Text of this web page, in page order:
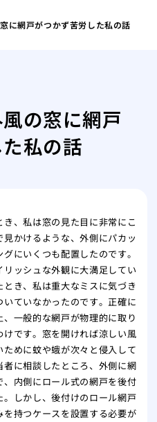
に網戸がつかず苦労した私の話
前
愛
素
能
こ
替え
の窓に網戸
私の話
、私は窓の見た目に非常にこ
かけるような、外側にパカッ
にいくつも配置したのです。
ッシュな外観に大満足してい
き、私は重大なミスに気づき
ていなかったのです。正確に
一般的な網戸が物理的に取り
です。窓を開ければ涼しい風
めに蚊や蛾が次々と侵入して
に相談したところ、外側に網
内側にロール式の網戸を後付
しかし、後付けのロール網戸
持つケースを設置する必要が